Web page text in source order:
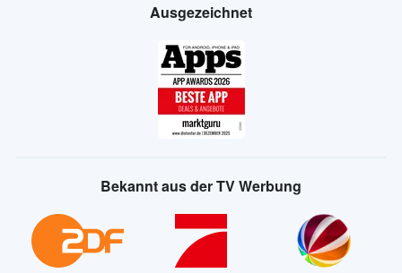
Ausgezeichnet
Bekannt aus der TV Werbung